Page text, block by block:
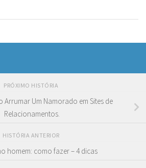
PRÓXIMO HISTÓRIA
Arrumar Um Namorado em Sites de
Relacionamentos.
HISTÓRIA ANTERIOR
homem: como fazer – 4 dicas